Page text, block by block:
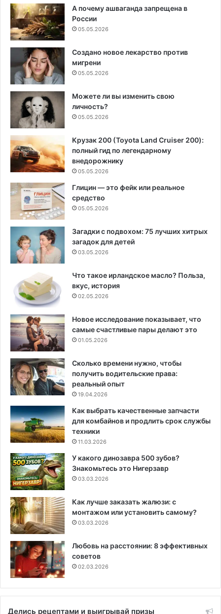
А почему ашваганда запрещена в
России
05.05.2026
Создано новое лекарство против
мигрени
05.05.2026
Можете ли вы изменить свою
личность?
05.05.2026
Крузак 200 (Toyota Land Cruiser 200):
полный гид по легендарному
внедорожнику
05.05.2026
Глицин — это фейк или реальное
средство
05.05.2026
Загадки с подвохом: 75 лучших хитрых
загадок для детей
03.05.2026
Что такое ирландское масло? Польза,
вкус, история
02.05.2026
Новое исследование показывает, что
самые счастливые пары делают это
01.05.2026
Сколько времени нужно, чтобы
получить водительские права:
реальный опыт
19.04.2026
Как выбрать качественные запчасти
для комбайнов и продлить срок службы
техники
11.03.2026
У какого динозавра 500 зубов?
Знакомьтесь это Нигерзавр
03.03.2026
Как лучше заказать жалюзи: с
монтажом или установить самому?
03.03.2026
Любовь на расстоянии: 8 эффективных
советов
02.03.2026
Делись рецептами и выигрывай призы